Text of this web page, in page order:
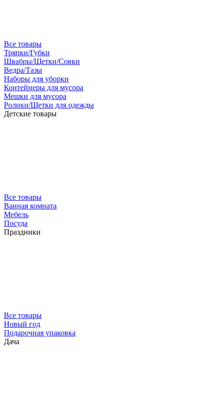
Все товары
Тряпки/Губки
Швабры/Щетки/Совки
Ведра/Тазы
Наборы для уборки
Контейнеры для мусора
Мешки для мусора
Ролики/Щетки для одежды
Детские товары
Все товары
Ванная комната
Мебель
Посуда
Праздники
Все товары
Новый год
Подарочная упаковка
Дача